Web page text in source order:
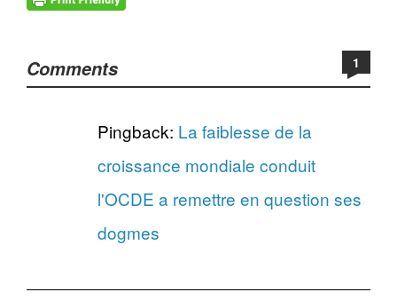
Comments 1
Pingback: La faiblesse de la
croissance mondiale conduit
l'OCDE a remettre en question ses
dogmes